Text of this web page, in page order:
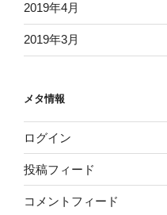
2019年4月
2019年3月
メタ情報
ログイン
投稿フィード
コメントフィード